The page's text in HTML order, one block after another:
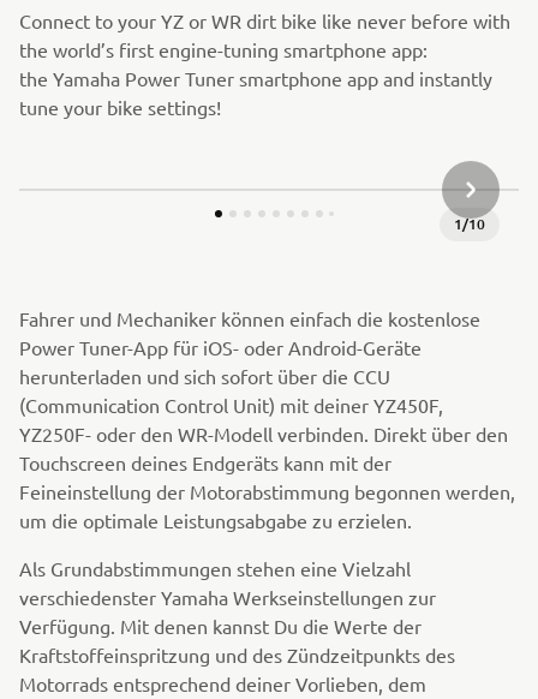
Connect to your YZ or WR dirt bike like never before with
the world’s first engine-tuning smartphone app:
the Yamaha Power Tuner smartphone app and instantly
tune your bike settings!
1/10
Fahrer und Mechaniker können einfach die kostenlose
Power Tuner-App für iOS- oder Android-Geräte
herunterladen und sich sofort über die CCU
(Communication Control Unit) mit deiner YZ450F,
YZ250F- oder den WR-Modell verbinden. Direkt über den
Touchscreen deines Endgeräts kann mit der
Feineinstellung der Motorabstimmung begonnen werden,
um die optimale Leistungsabgabe zu erzielen.
Als Grundabstimmungen stehen eine Vielzahl
verschiedenster Yamaha Werkseinstellungen zur
Verfügung. Mit denen kannst Du die Werte der
Kraftstoffeinspritzung und des Zündzeitpunkts des
Motorrads entsprechend deiner Vorlieben, dem